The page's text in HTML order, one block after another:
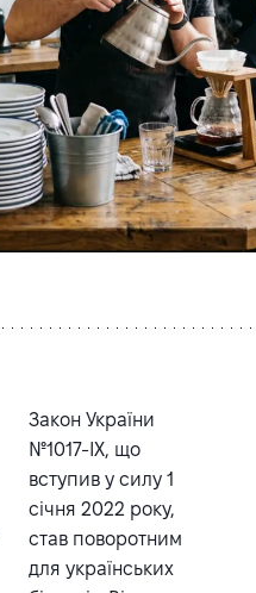
Закон України
№1017-ІХ, що
вступив у силу 1
січня 2022 року,
став поворотним
для українських